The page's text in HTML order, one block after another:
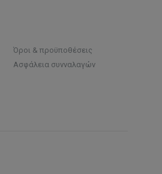
Όροι & προϋποθέσεις
Ασφάλεια συνναλαγών